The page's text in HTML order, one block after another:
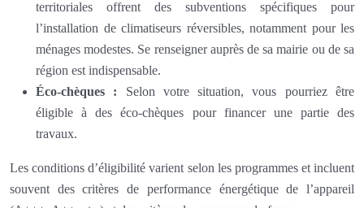
territoriales offrent des subventions spécifiques pour
l’installation de climatiseurs réversibles, notamment pour les
ménages modestes. Se renseigner auprès de sa mairie ou de sa
région est indispensable.
Éco-chèques : Selon votre situation, vous pourriez être
éligible à des éco-chèques pour financer une partie des
travaux.
Les conditions d’éligibilité varient selon les programmes et incluent
souvent des critères de performance énergétique de l’appareil